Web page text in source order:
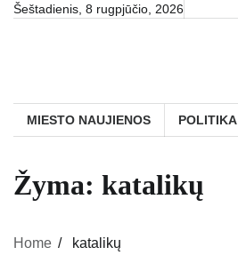
SkipŠeštadienis, 8 rugpjūčio, 2026
MIESTO NAUJIENOS POLITIKA
Žyma: katalikų
Home katalikų